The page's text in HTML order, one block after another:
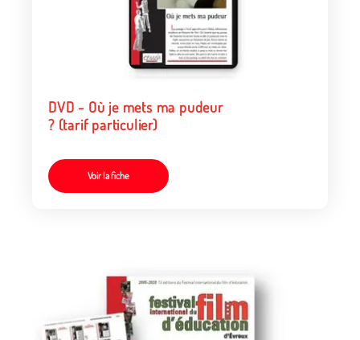
DVD - Où je mets ma pudeur
? (tarif particulier)
Voir la fiche